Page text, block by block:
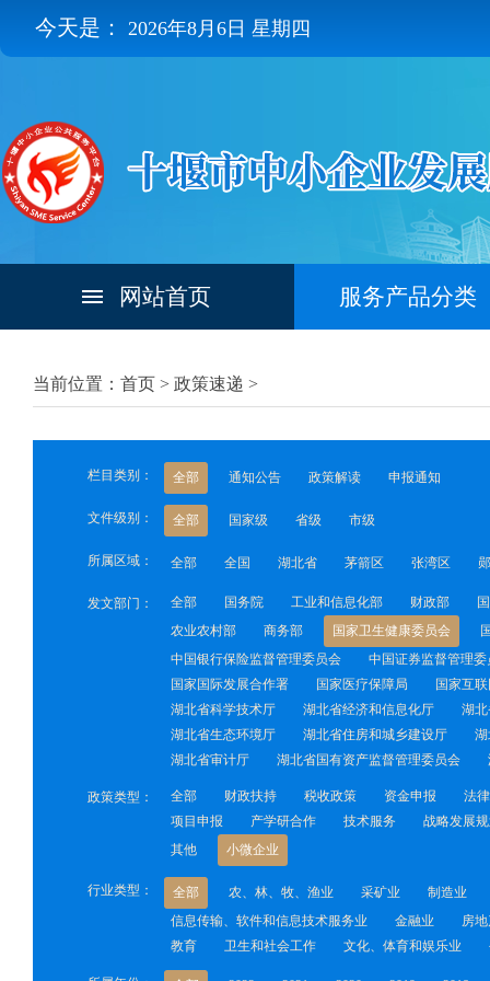
今天是： 2026年8月6日 星期四
网站首页 服务产品分类
当前位置：首页 > 政策速递 >
栏目类别： 全部 通知公告 政策解读 申报通知
文件级别： 全部 国家级 省级 市级
所属区域： 全部 全国 湖北省 茅箭区 张湾区
发文部门： 全部 国务院 工业和信息化部 财政部
农业农村部
商务部 国家卫生健康委员会
中国银行保险监督管理委员会
中国证券监督管理委
国家国际发展合作署
国家医疗保障局
国家互
湖北省科学技术厅
湖北省经济和信息化厅
湖
湖北省生态环境厅
湖北省住房和城乡建设厅
湖北省审计厅
湖北省国有资产监督管理委员会
政策类型： 全部 财政扶持 税收政策 资金申报
法
项目申报
产学研合作 技术服务
战略发展
其他
小微企业
行业类型： 全部 农、林、牧、渔业 采矿业
制造业
信息传输、软件和信息技术服务业
金融业
房
教育
卫生和社会工作 文化、体育和娱乐业